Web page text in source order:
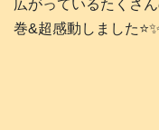
広がっているたくさ
巻&超感動しました⭐️✨️